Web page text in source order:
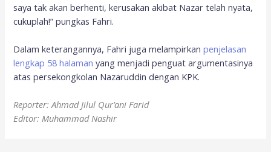
saya tak akan berhenti, kerusakan akibat Nazar telah nyata,
cukuplah!” pungkas Fahri.
Dalam keterangannya, Fahri juga melampirkanpenjelasan
lengkap 58 halaman yang menjadi penguat argumentasinya
atas persekongkolan Nazaruddin dengan KPK.
Reporter: Ahmad Jilul Qur’ani Farid
Editor: Muhammad Nashir